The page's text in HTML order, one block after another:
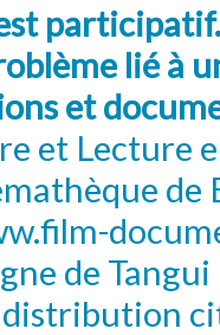
lié à
et
et Lecture
de
de
distribution